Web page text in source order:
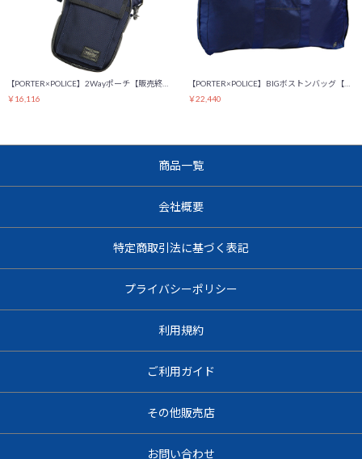
￥16,116
￥22,440
お買い物を続ける商品一覧
会社概要
特定商取引法に基づく表記
プライバシーポリシー
利用規約
ご利用ガイド
その他販売店
お問い合わせ